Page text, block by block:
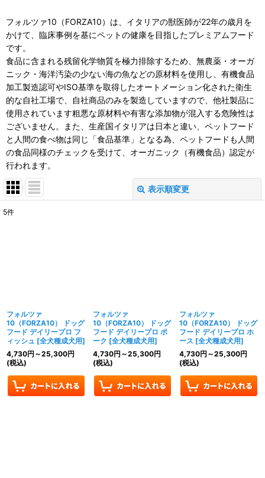
フォルツァ10（FORZA10）は、イタリアの獣医師が22年の歳月を
かけて、臨床事例を基にペットの健康を目指したプレミアムフード
です。
食品に含まれる残留化学物質を極力排除するため、無農薬・オーガ
ニック・海洋汚染の少ない海の魚などの原材料を使用し、有機食品
加工製造認可やISO基準を取得したオートメーション化された衛生
的な自社工場で、自社商品のみを製造していますので、他社製品に
使用されています粗悪な原材料や有害な添加物が混入する危険性は
ございません。また、生産国イタリアは日本と違い、ペットフード
と人間の食べ物は同じ「食品基準」となる為、ペットフードも人間
の食品同様のチェックを受けて、オーガニック（有機食品）認定が
行われます。
表示順変更
5件
フォルツァ
10（FORZA10） ドッグ
フード デイリープロ フ
ィッシュ [全犬種成犬用]
4,730円 ～25,300円
(税込)
フォルツァ
10（FORZA10） ドッグ
フード デイリープロ ポ
ーク [全犬種成犬用]
4,730円 ～25,300円
(税込)
フォルツァ
10（FORZA10） ドッグ
フード デイリープロ ホ
ース [全犬種成犬用]
4,730円 ～25,300円
(税込)